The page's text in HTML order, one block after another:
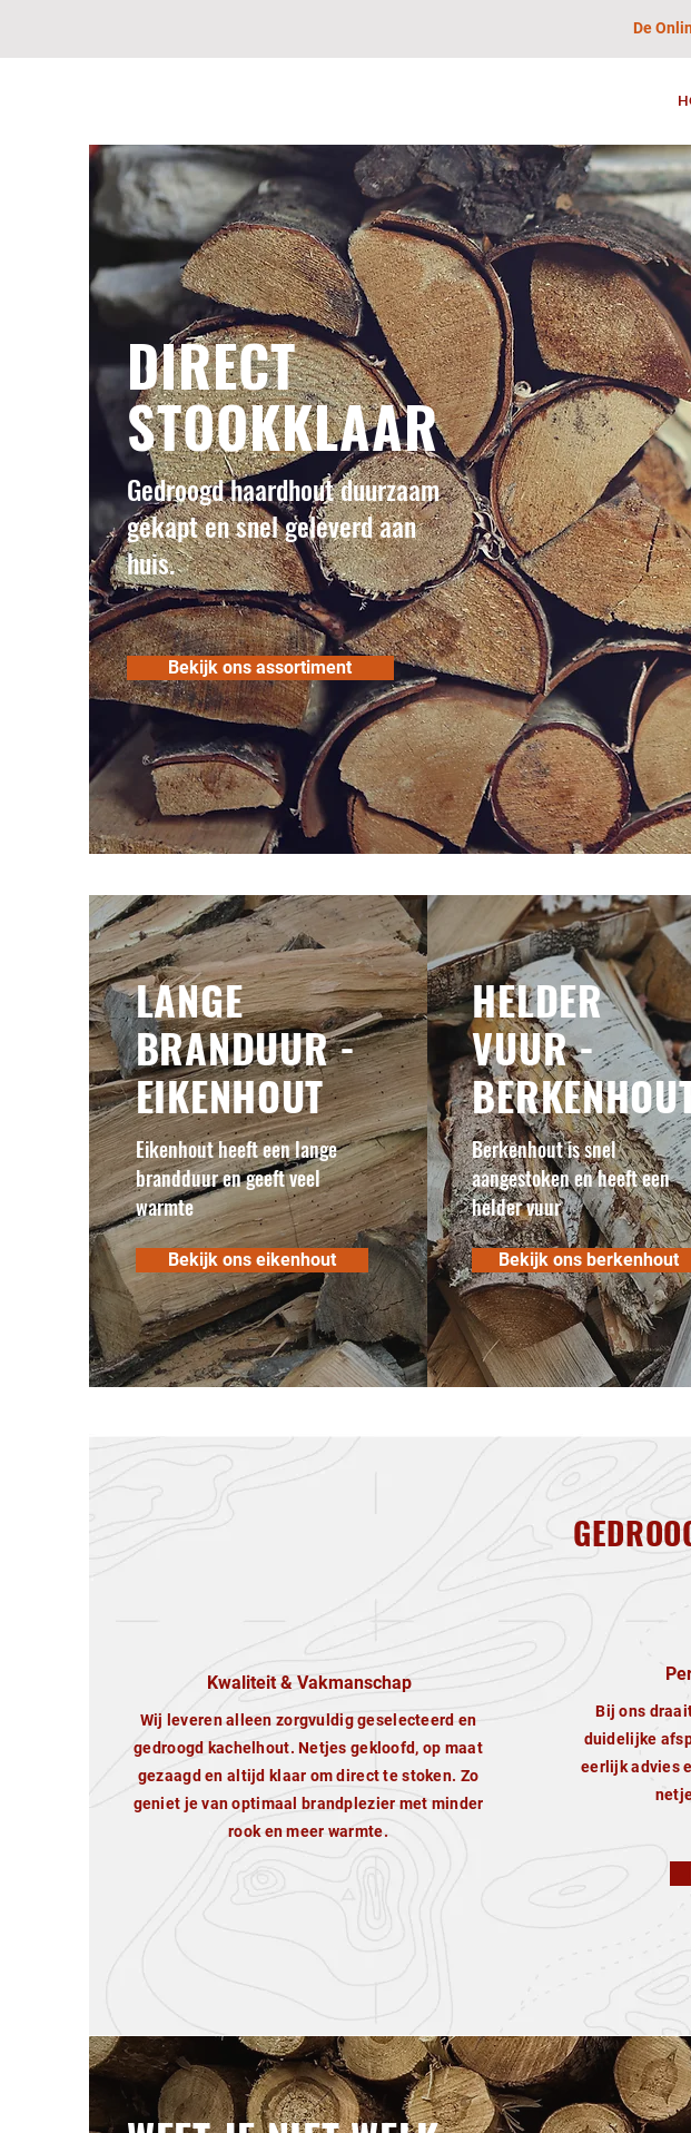
Gedroo
De
DIRECT
STOOKKLAAR
Gedroogd haardhout duurzaam
gekapt en snel geleverd aan
huis.
Bekijk ons assortiment
LANGE
BRANDUUR -
EIKENHOUT
Eikenhout heeft een lange
brandduur en geeft veel
warmte
Bekijk ons eikenhout
HELDER
VUUR -
Berkenhout is snel
aangestoken en heeft een
helder vuur
Bekijk ons berkenhout
Kwaliteit & Vakmanschap
Wij leveren alleen zorgvuldig geselecteerd en
gedroogd kachelhout. Netjes gekloofd, op maat
gezaagd en altijd klaar om direct te stoken. Zo
geniet je van optimaal brandplezier met minder
rook en meer warmte.
Bij ons
duidelijke
eerlijk advies